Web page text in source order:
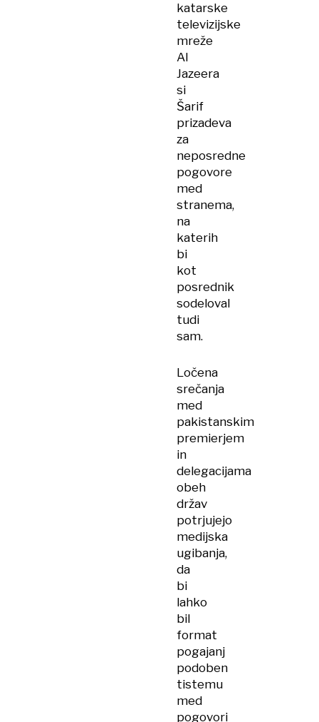
katarske
televizijske
mreže
Al
Jazeera
si
Šarif
prizadeva
za
neposredne
pogovore
med
stranema,
na
katerih
bi
kot
posrednik
sodeloval
tudi
sam.
Ločena
srečanja
med
pakistanskim
premierjem
in
delegacijama
obeh
držav
potrjujejo
medijska
ugibanja,
da
bi
lahko
bil
format
pogajanj
podoben
tistemu
med
pogovori